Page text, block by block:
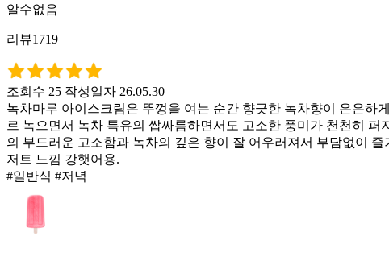
알수없음
리뷰1719
조회수 25 작성일자 26.05.30
녹차마루 아이스크림은 뚜껑을 여는 순간 향긋한 녹차향이 은은
르 녹으면서 녹차 특유의 쌉싸름하면서도 고소한 풍미가 천천히
의 부드러운 고소함과 녹차의 깊은 향이 잘 어우러져서 부담없이
저트 느낌 강햇어용.
#일반식 #저녁